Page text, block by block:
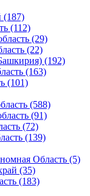
(187)
(112)
(29)
(22)
(192)
(163)
(101)
(588)
(91)
(72)
(139)
Область (5)
(35)
(183)